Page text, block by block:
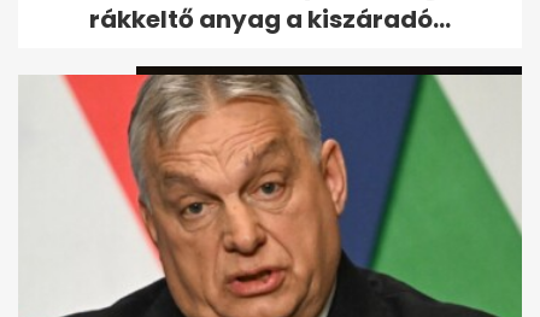
rákkeltő anyag a kiszáradó...